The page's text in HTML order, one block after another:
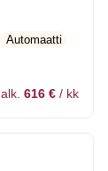
Automaatti
alk. 616 € / kk